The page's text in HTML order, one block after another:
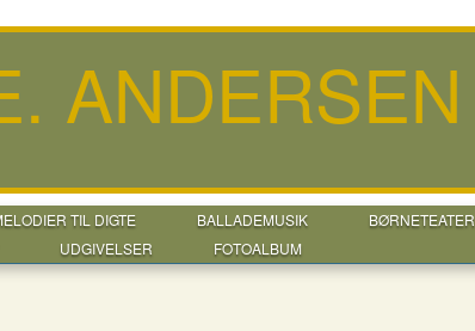
ANDERSEN
TIL DIGTE BALLADEMUSIK BØRNETEATER
UDGIVELSER FOTOALBUM